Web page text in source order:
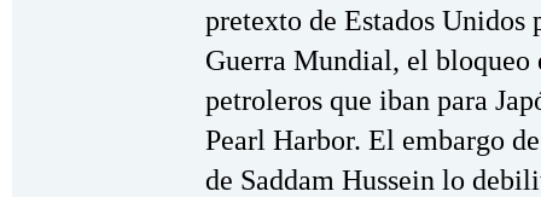
pretexto de Estados
Guerra Mundial, el bloqueo
petroleros que iban para
Pearl Harbor. El embargo
de Saddam Hussein lo